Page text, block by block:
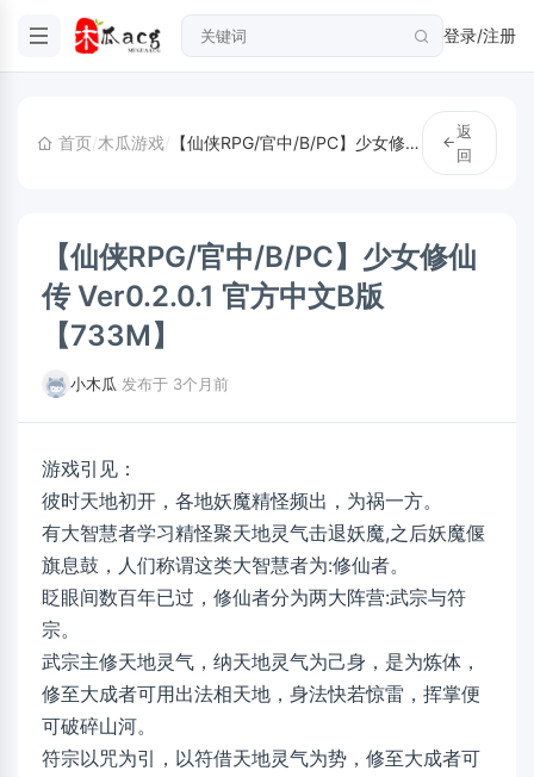
登录/注册
首页/木瓜游戏/ 【仙侠RPG/官中/B/PC】少女修仙传 Ver0.2.0.1 官方中文B版【733M】
返
回
【仙侠RPG/官中/B/PC】少女修仙
传 Ver0.2.0.1 官方中文B版
【733M】
小木瓜 发布于 3个月前
游戏引见：
彼时天地初开，各地妖魔精怪频出，为祸一方。
有大智慧者学习精怪聚天地灵气击退妖魔,之后妖魔偃
旗息鼓，人们称谓这类大智慧者为:修仙者。
眨眼间数百年已过，修仙者分为两大阵营:武宗与符
宗。
武宗主修天地灵气，纳天地灵气为己身，是为炼体，
修至大成者可用出法相天地，身法快若惊雷，挥掌便
可破碎山河。
符宗以咒为引，以符借天地灵气为势，修至大成者可